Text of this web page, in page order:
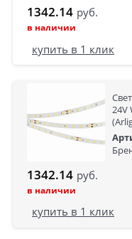
1342.14 руб.
в наличии
купить в 1 клик
24V
1342.14 руб.
в наличии
купить в 1 клик